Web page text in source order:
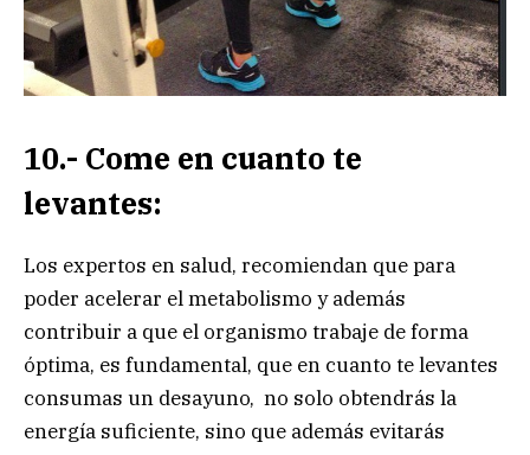
10.- Come en cuanto te
levantes:
Los expertos en salud, recomiendan que para
poder acelerar el metabolismo y además
contribuir a que el organismo trabaje de forma
óptima, es fundamental, que en cuanto te levantes
consumas un desayuno, no solo obtendrás la
energía suficiente, sino que además evitarás